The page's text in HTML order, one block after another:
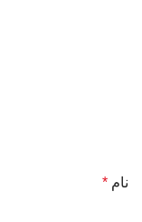
نام *